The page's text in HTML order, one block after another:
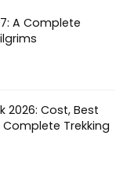
A Complete
2026: Cost, Best
Trekking